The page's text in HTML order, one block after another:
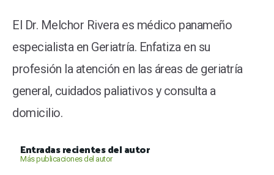
El Dr. Melchor Rivera es médico panameño
especialista en Geriatría. Enfatiza en su
profesión la atención en las áreas de geriatría
general, cuidados paliativos y consulta a
domicilio.
Entradas recientes del autor
Más publicaciones del autor